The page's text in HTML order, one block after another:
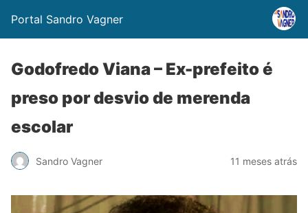
Portal Sandro Vagner
Godofredo Viana – Ex-prefeito é
preso por desvio de merenda
escolar
Sandro Vagner 11 meses atrás